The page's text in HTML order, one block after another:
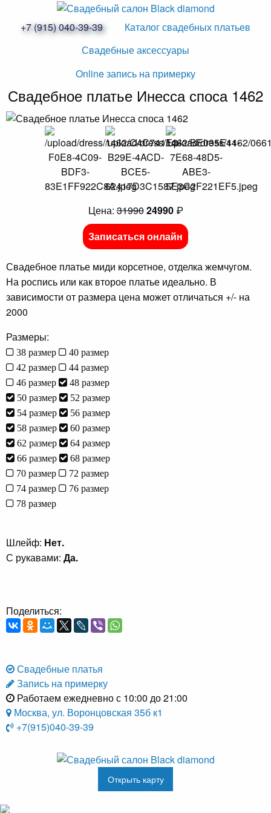
+7 (915) 040-39-39
Каталог свадебных платьев
Свадебные аксессуары
Online запись на примерку
Свадебное платье Инесса споса 1462
Цена:3199024990₽
Записаться онлайн
Свадебное платье миди корсетное, отделка жемчугом.
На роспись или как второе платье идеально. В
зависимости от размера цена может отличаться +/- на
2000
Размеры:
38 размер
40 размер
42 размер
44 размер
46 размер
48 размер
50 размер
52 размер
54 размер
56 размер
58 размер
60 размер
62 размер
64 размер
66 размер
68 размер
70 размер
72 размер
74 размер
76 размер
78 размер
Шлейф: Нет.
С рукавами: Да.
Поделиться:
Свадебные платья
Запись на примерку
Работаем ежедневно с 10:00 до 21:00
Москва, ул. Воронцовская 35б к1
+7(915)040-39-39
Открыть карту